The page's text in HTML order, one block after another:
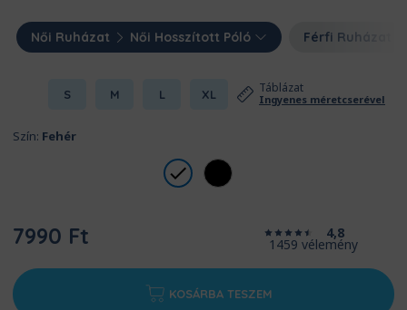
Női Ruházat Női Hosszított Póló Férfi Ruházat
S M L XL Táblázat
Ingyenes méretcserével
Szín: Fehér
7990 Ft 4,8
1459 vélemény
KOSÁRBA TESZEM